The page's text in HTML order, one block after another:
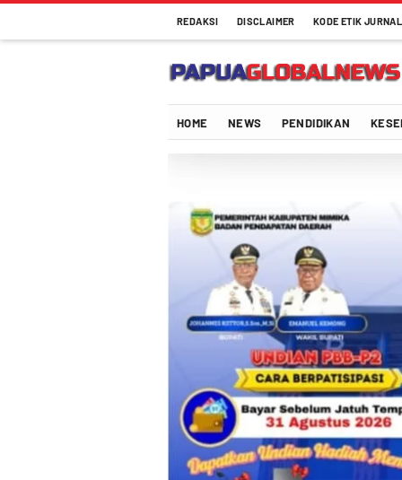
REDAKSI DISCLAIMER KODE ETIK
Papuaglobalnews.com
Menulis Fakta dengan Hati Bening
HOME NEWS PENDIDIKAN